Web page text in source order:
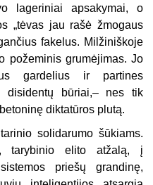
lageriniai apsakymai, o
„tėvas jau rašė žmogaus
fakelus. Milžiniškoje
požeminis grumėjimas. Jo
gardelius ir partines
disidentų būriai,– nes tik
diktatūros plutą.
solidarumo šūkiams.
tarybinio elito atžalą, į
priešų grandinę,